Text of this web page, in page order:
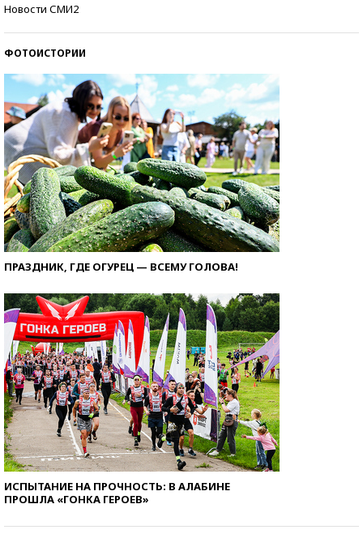
Новости СМИ2
ФОТОИСТОРИИ
ПРАЗДНИК, ГДЕ ОГУРЕЦ — ВСЕМУ ГОЛОВА!
ИСПЫТАНИЕ НА ПРОЧНОСТЬ: В АЛАБИНЕ
ПРОШЛА «ГОНКА ГЕРОЕВ»